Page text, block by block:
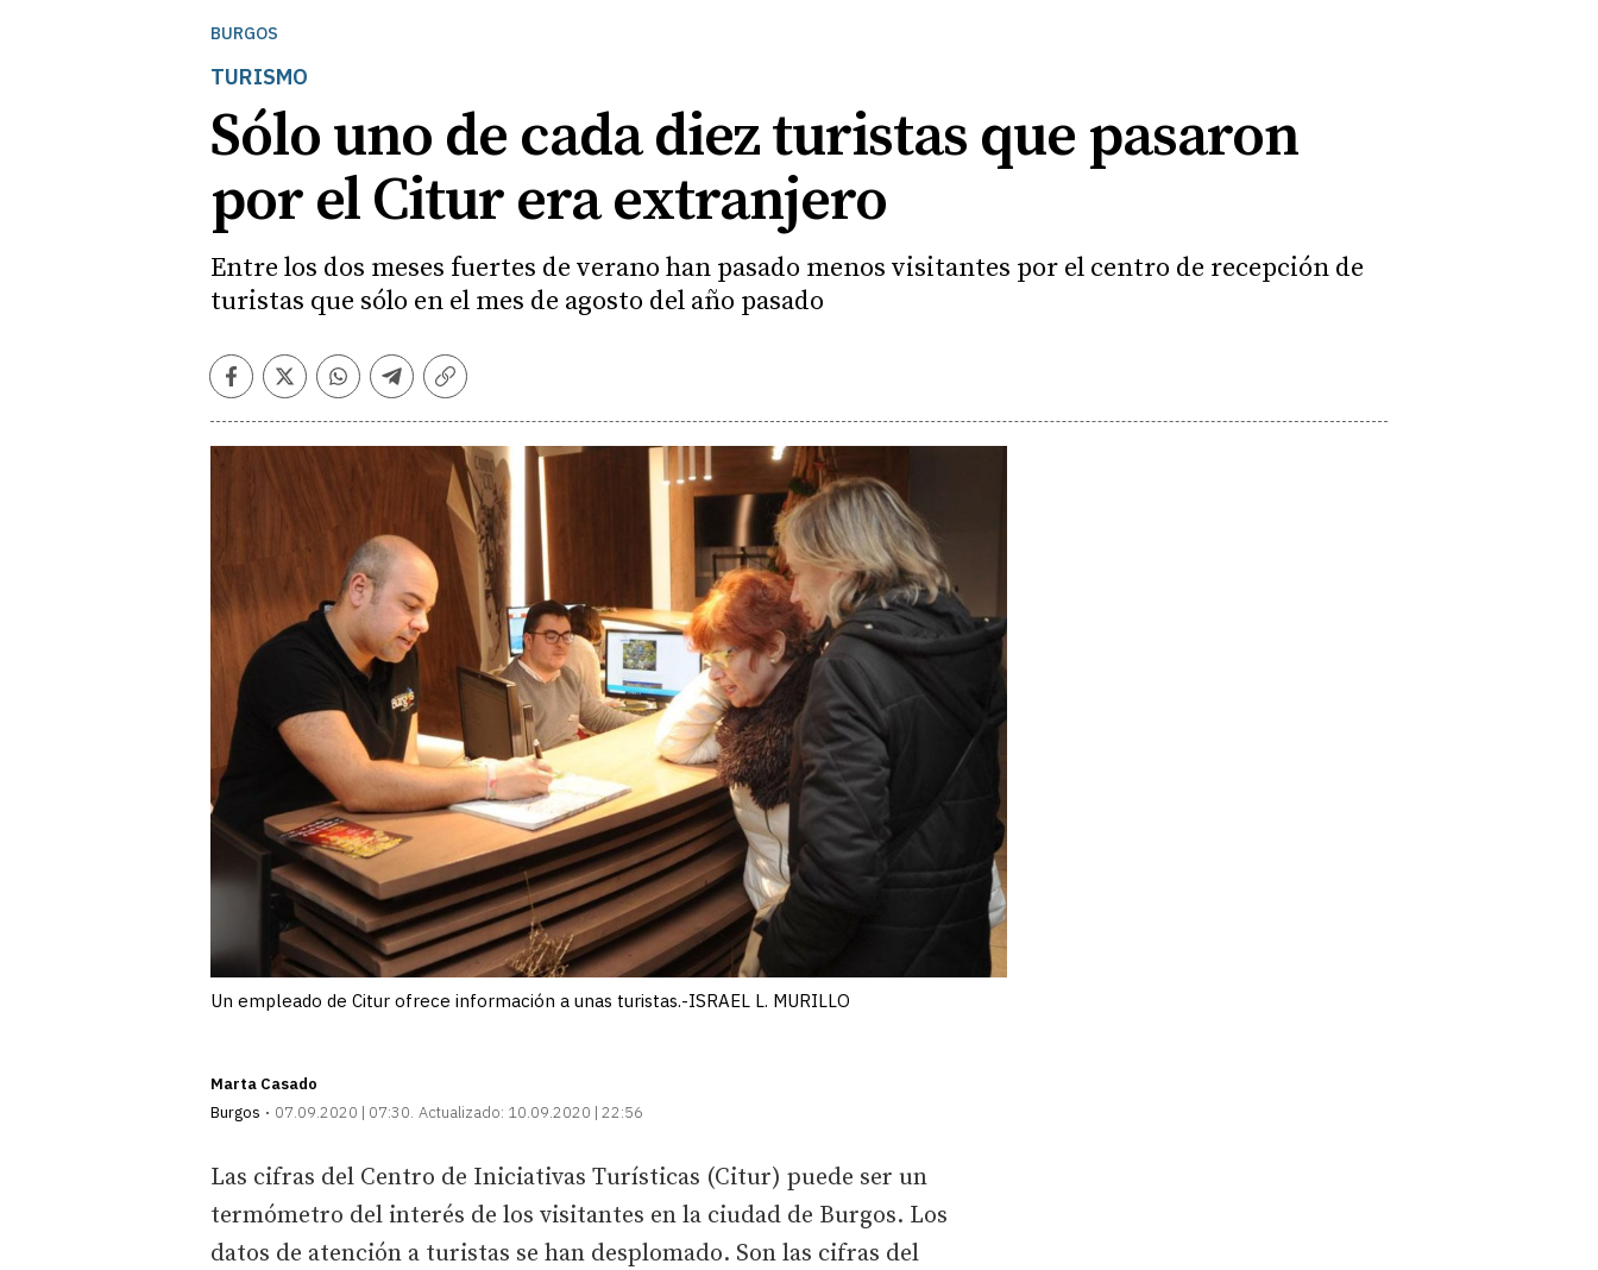
BURGOS
TURISMO
Sólo uno de cada diez turistas que pasaron
por el Citur era extranjero
Entre los dos meses fuertes de verano han pasado menos visitantes por el centro de recepción de
turistas que sólo en el mes de agosto del año pasado
Facebook
TwitterWhatsapp
Telegram
Copiar
Un empleado de Citur ofrece información a unas turistas.-ISRAEL L. MURILLO
Marta Casado
Burgos
07.09.2020 | 07:30 Actualizado: 10.09.2020 | 22:56
Las cifras del Centro de Iniciativas Turísticas (Citur) puede ser un
termómetro del interés de los visitantes en la ciudad de Burgos. Los
datos de atención a turistas se han desplomado. Son las cifras del